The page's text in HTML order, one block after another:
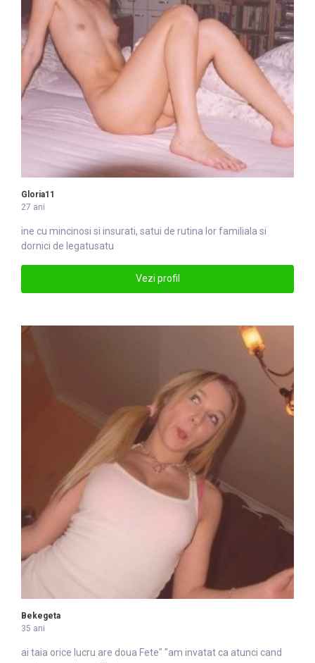
Gloria11
27 ani
ine cu mincinosi si insurati, satui de rutina lor familiala si
dornici de legatusatu
Vezi profil
Bekegeta
35 ani
ai taia orice lucru are doua Fete" "am invatat ca atunci cand